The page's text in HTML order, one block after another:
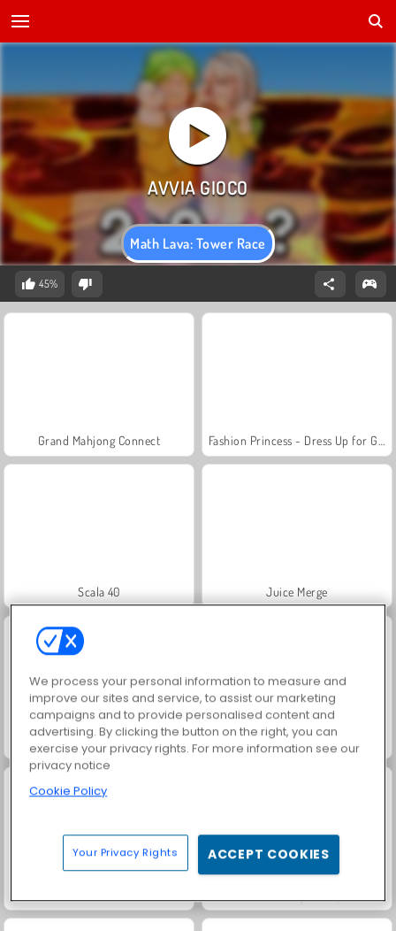
Math Lava: Tower Race
45%
Grand Mahjong Connect
Scala 40 Juice Merge
Jewel Garden Story Solitaire Social
We process your personal information to measure and
improve our sites and service, to assist our marketing
campaigns and to provide personalised content and
advertising. By clicking the button on the right, you can
exercise your privacy rights. For more information see our
privacy notice
Cookie Policy
Your Privacy Rights ACCEPT COOKIES